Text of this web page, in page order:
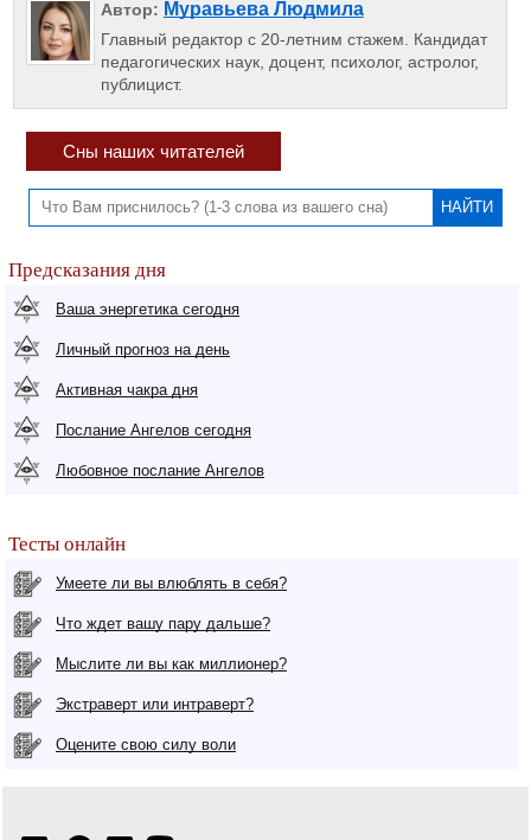
Автор: Муравьева Людмила
Главный редактор с 20-летним стажем. Кандидат
педагогических наук, доцент, психолог, астролог,
публицист.
Сны наших читателей
Предсказания дня
Ваша энергетика сегодня
Личный прогноз на день
Активная чакра дня
Послание Ангелов сегодня
Любовное послание Ангелов
Тесты онлайн
Умеете ли вы влюблять в себя?
Что ждет вашу пару дальше?
Мыслите ли вы как миллионер?
Экстраверт или интраверт?
Оцените свою силу воли